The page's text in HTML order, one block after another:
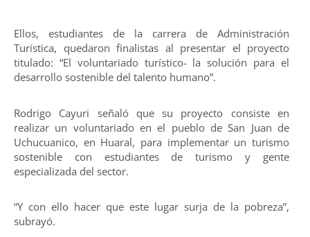
Ellos, estudiantes de la carrera de Administración
Turística, quedaron finalistas al presentar el proyecto
titulado: “El voluntariado turístico- la solución para el
desarrollo sostenible del talento humano”.
Rodrigo Cayuri señaló que su proyecto consiste en
realizar un voluntariado en el pueblo de San Juan de
Uchucuanico, en Huaral, para implementar un turismo
sostenible con estudiantes de turismo y gente
especializada del sector.
“Y con ello hacer que este lugar surja de la pobreza”,
subrayó.